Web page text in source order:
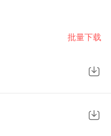
批量下载